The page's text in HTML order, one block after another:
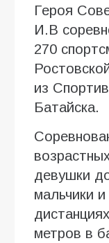
Героя
И.В
270
из
Батайска.
девушки
мальчики
метров в